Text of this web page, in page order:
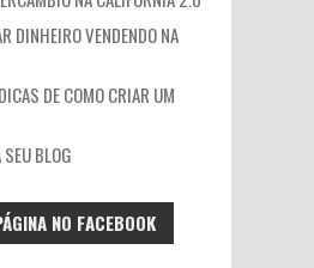
DINHEIRO VENDENDO NA
DE COMO CRIAR UM
BLOG
NO FACEBOOK